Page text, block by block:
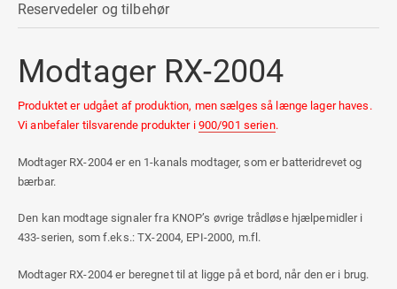
Reservedeler og tilbehør
Modtager RX-2004
Produktet er udgået af produktion, men sælges så længe lager haves.
Vi anbefaler tilsvarende produkter i 900/901 serien.
Modtager RX-2004 er en 1-kanals modtager, som er batteridrevet og
bærbar.
Den kan modtage signaler fra KNOP’s øvrige trådløse hjælpemidler i
433-serien, som f.eks.: TX-2004, EPI-2000, m.fl.
Modtager RX-2004 er beregnet til at ligge på et bord, når den er i brug.